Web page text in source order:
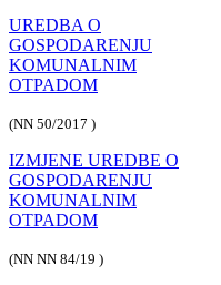
UREDBA O
GOSPODARENJU
KOMUNALNIM
OTPADOM
(NN 50/2017 )
IZMJENE UREDBE O
GOSPODARENJU
KOMUNALNIM
OTPADOM
(NN NN 84/19 )